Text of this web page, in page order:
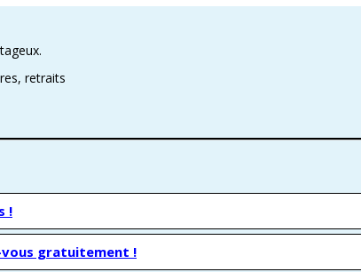
retraits
!
vous gratuitement !